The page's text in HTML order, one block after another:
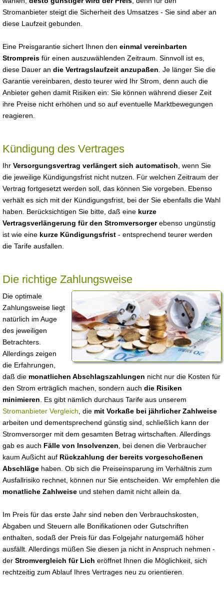
Stromanbieter steigt die Sicherheit des Umsatzes - Sie sind aber an
diese Laufzeit gebunden.
Eine Preisgarantie sichert Ihnen den einmal vereinbarten
Strompreis für einen auszuwählenden Zeitraum. Sinnvoll ist es,
diese Dauer an die Vertragslaufzeit anzupaßen . Je länger Sie die
Garantie vereinbaren, desto teurer wird Ihr Strom, denn auch die
Anbieter gehen damit Risiken ein: Sie können während dieser Zeit
ihre Preise nicht erhöhen und so auf eventuelle Marktbewegungen
reagieren.
Kündigung des Vertrages
Ihr Versorgungsvertrag verlängert sich automatisch , wenn Sie
die jeweilige Kündigungsfrist nicht nutzen. Für welchen Zeitraum der
Vertrag fortgesetzt werden soll, das können Sie vorgeben. Ebenso
verhält es sich mit der Kündigungsfrist, bei der Sie ebenfalls die Wahl
haben. Berücksichtigen Sie bitte, daß eine kurze
Vertragsverlängerung für den Stromversorgerebenso ungünstig
ist wie eine kurze Kündigungsfrist - entsprechend teurer werden
die Tarife ausfallen.
Die richtige Zahlungsweise
Die optimale
Zahlungsweise liegt
natürlich im Auge
des jeweiligen
Betrachters.
Allerdings zeigen
die Erfahrungen,
daß die monatlichen Abschlagszahlungen nicht nur die Kosten für
den Strom erträglich machen, sondern auch die Risiken
minimieren . Es gibt nämlich durchaus Tarife aus unserem
Stromanbieter Vergleich , die mit Vorkaße bei jährlicher Zahlweise
arbeiten und dementsprechend günstig sind, schließlich kann der
Stromversorger mit dem gesamten Betrag wirtschaften. Allerdings
gab es auch Fälle von Insolvenzen , bei denen die Verbraucher
kaum Außicht auf Rückzahlung der bereits vorgeschoßenen
Abschläge haben. Ob sich die Preiseinsparung im Verhältnis zum
Ausfallrisiko rechnet, können nur Sie entscheiden. Wir empfehlen die
monatliche Zahlweise und stehen damit nicht allein da.
Im Preis für das erste Jahr sind neben den Verbrauchskosten,
Abgaben und Steuern alle Bonifikationen oder Gutschriften
enthalten, sodaß der Preis für das Folgejahr naturgemäß höher
ausfällt. Allerdings müßen Sie diesen ja nicht in Anspruch nehmen -
der Stromvergleich für Lich eröffnet Ihnen die Möglichkeit, sich
rechtzeitig zum Ablauf Ihres Vertrages neu zu orientieren.